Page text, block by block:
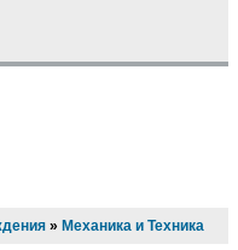
» Механика и Техника